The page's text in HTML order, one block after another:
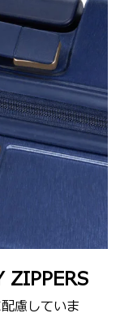
慮していま